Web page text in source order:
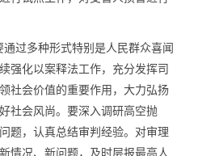
过多种形式特别是人民群众喜闻
强化以案释法工作，充分发挥司
社会价值的重要作用，大力弘扬
社会风尚。要深入调研高空抛
题，认真总结审判经验。对审理
情况、新问题，及时层报最高人